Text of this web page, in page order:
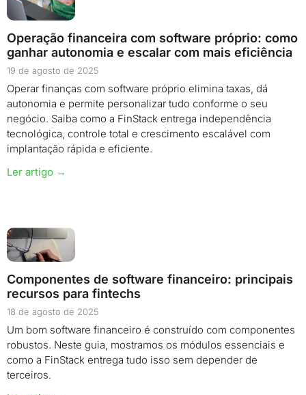
Operação financeira com software próprio: como
ganhar autonomia e escalar com mais eficiência
19 de agosto de 2025
Operar finanças com software próprio elimina taxas, dá
autonomia e permite personalizar tudo conforme o seu
negócio. Saiba como a FinStack entrega independência
tecnológica, controle total e crescimento escalável com
implantação rápida e eficiente.
Ler artigo →
Componentes de software financeiro: principais
recursos para fintechs
18 de agosto de 2025
Um bom software financeiro é construído com componentes
robustos. Neste guia, mostramos os módulos essenciais e
como a FinStack entrega tudo isso sem depender de
terceiros.